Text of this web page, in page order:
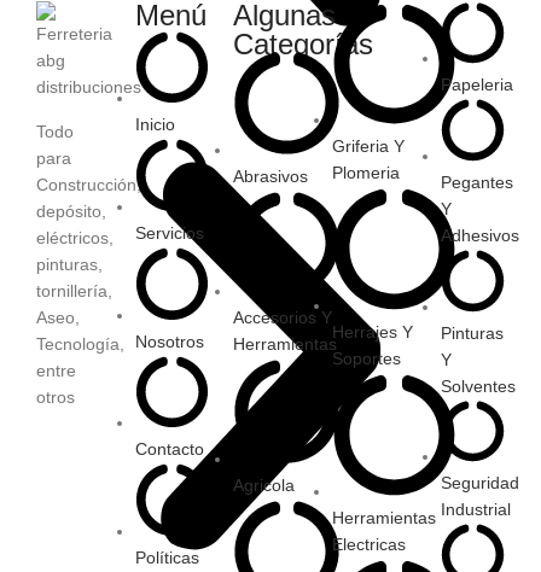
Todo
para
Construcción,
depósito,
eléctricos,
pinturas,
tornillería,
Aseo,
Tecnología,
entre
otros
Menú
Inicio
Servicios
Nosotros
Contacto
Políticas
Algunas
Categorías
Abrasivos
Accesorios Y
Herramientas
Agricola
Griferia Y
Plomeria
Herrajes Y
Soportes
Herramientas
Electricas
Papeleria
Pegantes
Y
Adhesivos
Pinturas
Y
Solventes
Seguridad
Industrial